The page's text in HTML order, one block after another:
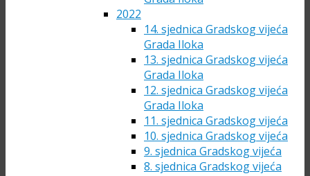
2022
14. sjednica Gradskog vijeća
Grada Iloka
13. sjednica Gradskog vijeća
Grada Iloka
12. sjednica Gradskog vijeća
Grada Iloka
11. sjednica Gradskog vijeća
10. sjednica Gradskog vijeća
9. sjednica Gradskog vijeća
8. sjednica Gradskog vijeća